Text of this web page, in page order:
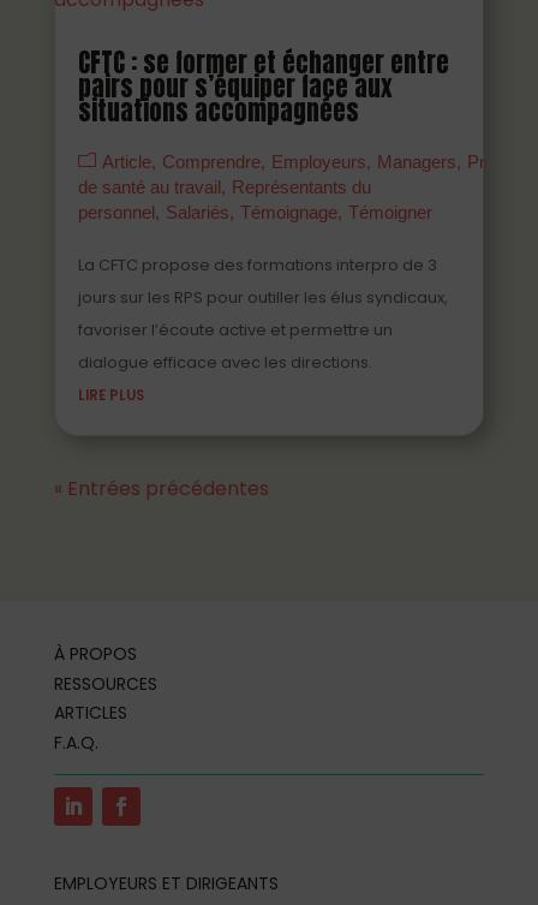
CFTC : se former et échanger entre
pairs pour s’équiper face aux
situations accompagnées
Article Comprendre Employeurs Managers
Prévenir
de santé au travail
Représentants du
personnel
Salariés Témoignage Témoigner
La CFTC propose des formations interpro de 3
jours sur les RPS pour outiller les élus syndicaux,
favoriser l’écoute active et permettre un
dialogue efficace avec les directions.
LIRE PLUS
« Entrées précédentes
À PROPOS
RESSOURCES
ARTICLES
F.A.Q.
EMPLOYEURS ET DIRIGEANTS